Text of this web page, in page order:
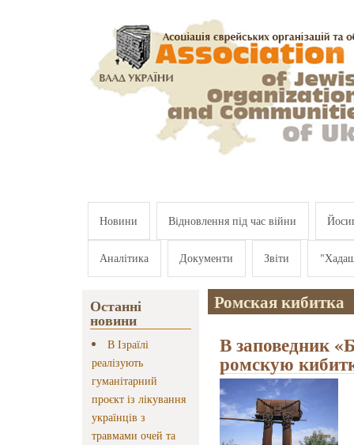
Новини Відновлення під час війни
Аналітика Документи Звіти
Останні
новини
В Ізраїлі
реалізують
гуманітарний
проєкт із лікування
українців з
травмами очей та
Ромская кибитка
В заповедник
ромскую